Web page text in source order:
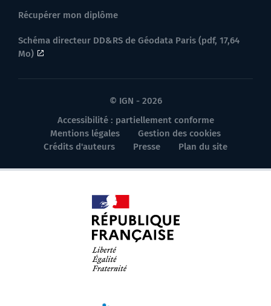
Récupérer mon diplôme
Schéma directeur DD&RS de Géodata Paris (pdf, 17,64
Mo)
© IGN - 2026
Accessibilité : partiellement conforme
Mentions légales
Gestion des cookies
Crédits d'auteurs
Presse Plan du site